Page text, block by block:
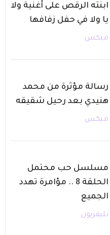
ابنته الرقص على أغنية ولا
يا ولا في حفل زفافها
ميكس
رسالة مؤثرة من محمد
هنيدي بعد رحيل شقيقه
ميكس
مسلسل حب محتمل
الحلقة 8 .. مؤامرة تهدد
الجميع
تليفزيون